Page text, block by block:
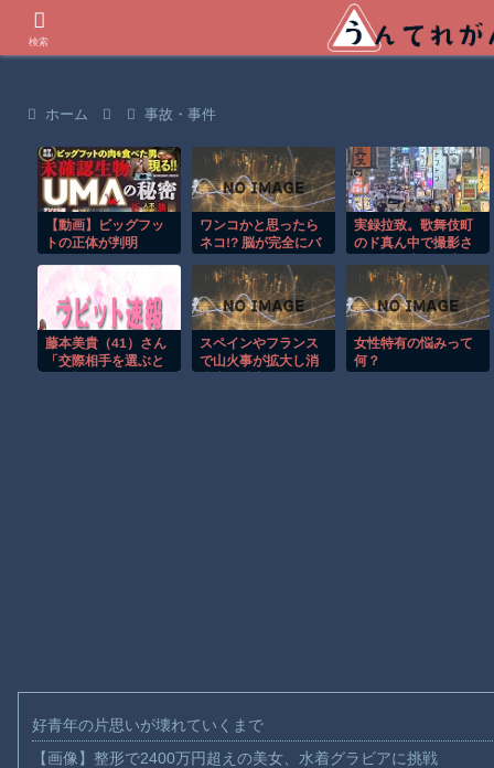
ホーム 事故・事件
【動画】ビッグフッ
トの正体が判明
ワンコかと思ったら
ネコ!? 脳が完全にバ
実録拉致。歌舞伎町
のド真ん中で撮影さ
がこちら。
藤本美貴（41）さん
「交際相手を選ぶと
スペインやフランス
で山火事が拡大し消
女性特有の悩みって
何？
好青年の片思いが壊れていくまで
【画像】整形で2400万円超えの美女、水着グラビアに挑戦
検索